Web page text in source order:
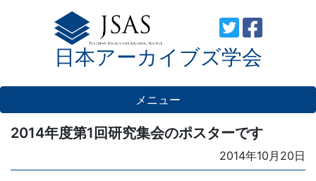
日本アーカイブズ学会
メニュー
2014年度第1回研究集会のポスターです
Posted
on
2014年10月20日